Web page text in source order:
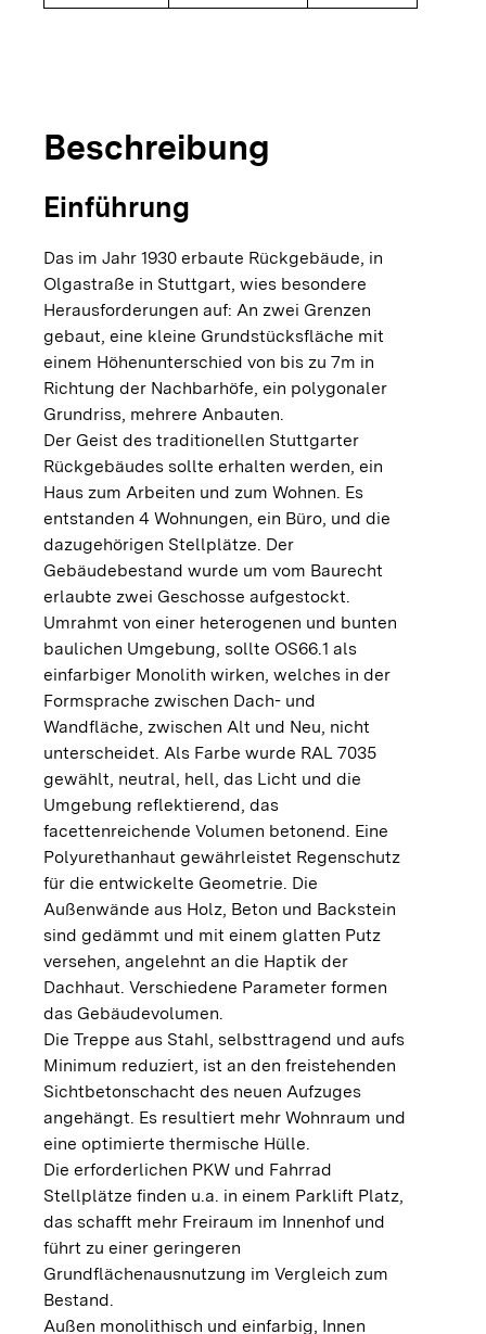
Beschreibung
Einführung
Das im Jahr 1930 erbaute Rückgebäude, in
Olgastraße in Stuttgart, wies besondere
Herausforderungen auf: An zwei Grenzen
gebaut, eine kleine Grundstücksfläche mit
einem Höhenunterschied von bis zu 7m in
Richtung der Nachbarhöfe, ein polygonaler
Grundriss, mehrere Anbauten.
Der Geist des traditionellen Stuttgarter
Rückgebäudes sollte erhalten werden, ein
Haus zum Arbeiten und zum Wohnen. Es
entstanden 4 Wohnungen, ein Büro, und die
dazugehörigen Stellplätze. Der
Gebäudebestand wurde um vom Baurecht
erlaubte zwei Geschosse aufgestockt.
Umrahmt von einer heterogenen und bunten
baulichen Umgebung, sollte OS66.1 als
einfarbiger Monolith wirken, welches in der
Formsprache zwischen Dach- und
Wandfläche, zwischen Alt und Neu, nicht
unterscheidet. Als Farbe wurde RAL 7035
gewählt, neutral, hell, das Licht und die
Umgebung reflektierend, das
facettenreichende Volumen betonend. Eine
Polyurethanhaut gewährleistet Regenschutz
für die entwickelte Geometrie. Die
Außenwände aus Holz, Beton und Backstein
sind gedämmt und mit einem glatten Putz
versehen, angelehnt an die Haptik der
Dachhaut. Verschiedene Parameter formen
das Gebäudevolumen.
Die Treppe aus Stahl, selbsttragend und aufs
Minimum reduziert, ist an den freistehenden
Sichtbetonschacht des neuen Aufzuges
angehängt. Es resultiert mehr Wohnraum und
eine optimierte thermische Hülle.
Die erforderlichen PKW und Fahrrad
Stellplätze finden u.a. in einem Parklift Platz,
das schafft mehr Freiraum im Innenhof und
führt zu einer geringeren
Grundflächenausnutzung im Vergleich zum
Bestand.
Außen monolithisch und einfarbig, Innen